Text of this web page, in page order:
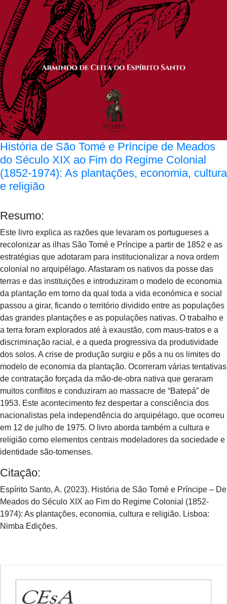
História de São Tomé e Príncipe de Meados
do Século XIX ao Fim do Regime Colonial
(1852-1974): As plantações, economia, cultura
e religião
Resumo:
Este livro explica as razões que levaram os portugueses a
recolonizar as ilhas São Tomé e Príncipe a partir de 1852 e as
estratégias que adotaram para institucionalizar a nova ordem
colonial no arquipélago. Afastaram os nativos da posse das
terras e das instituições e introduziram o modelo de economia
da plantação em torno da qual toda a vida económica e social
passou a girar, ficando o território dividido entre as populações
das grandes plantações e as populações nativas. O trabalho e
a terra foram explorados até à exaustão, com maus-tratos e a
discriminação racial, e a queda progressiva da produtividade
dos solos. A crise de produção surgiu e pôs a nu os limites do
modelo de economia da plantação. Ocorreram várias tentativas
de contratação forçada da mão-de-obra nativa que geraram
muitos conflitos e conduziram ao massacre de “Batepá” de
1953. Este acontecimento fez despertar a consciência dos
nacionalistas pela independência do arquipélago, que ocorreu
em 12 de julho de 1975. O livro aborda também a cultura e
religião como elementos centrais modeladores da sociedade e
identidade são-tomenses.
Citação:
Espírito Santo, A. (2023). História de São Tomé e Príncipe – De
Meados do Século XIX ao Fim do Regime Colonial (1852-
1974): As plantações, economia, cultura e religião. Lisboa:
Nimba Edições.